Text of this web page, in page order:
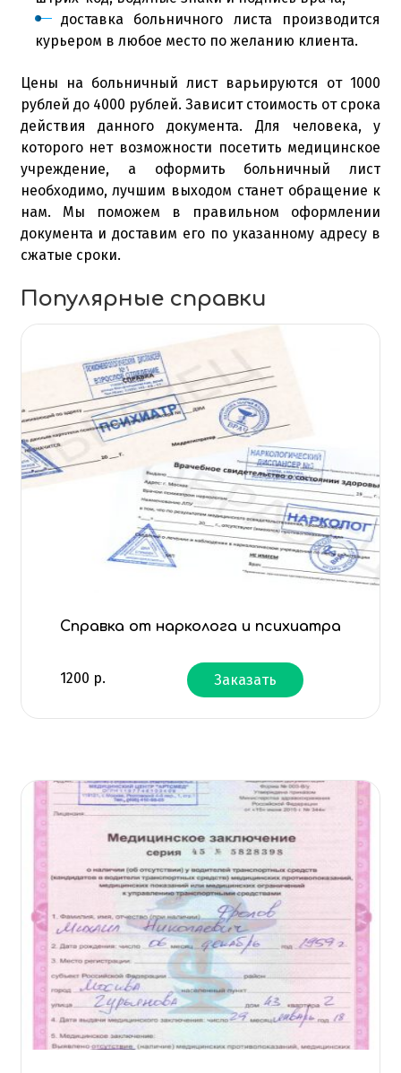
доставка больничного листа производится
курьером в любое место по желанию клиента.
Цены на больничный лист варьируются от 1000
рублей до 4000 рублей. Зависит стоимость от срока
действия данного документа. Для человека, у
которого нет возможности посетить медицинское
учреждение, а оформить больничный лист
необходимо, лучшим выходом станет обращение к
нам. Мы поможем в правильном оформлении
документа и доставим его по указанному адресу в
сжатые сроки.
Популярные справки
Справка от нарколога и психиатра
1200 р. Заказать